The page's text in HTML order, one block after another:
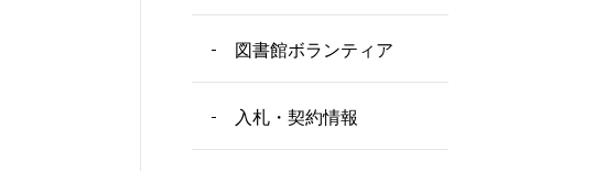
図書館ボランティア
入札・契約情報